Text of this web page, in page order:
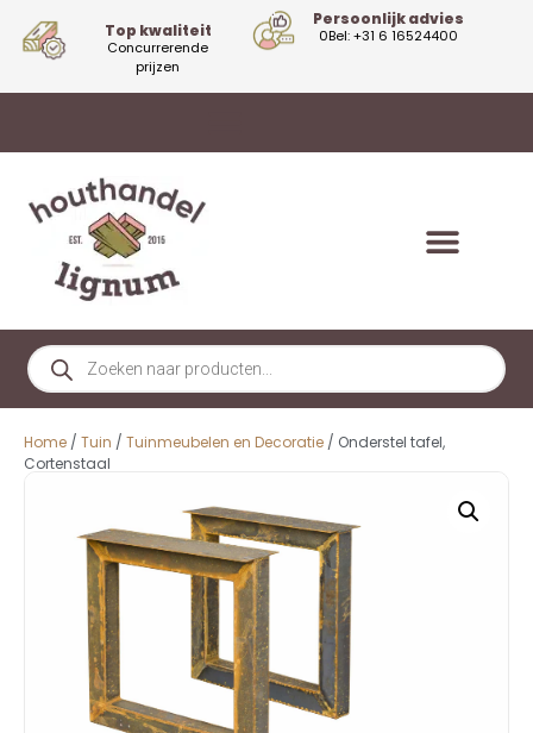
Top kwaliteit
Concurrerende
prijzen
Persoonlijk advies
0Bel: +31 6 16524400
Home / Tuin / Tuinmeubelen en Decoratie / Onderstel tafel,
Cortenstaal